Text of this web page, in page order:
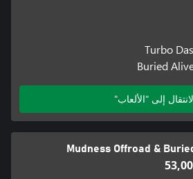
Turbo
Buried
إلى "الألعاب"
Mudness Offroad &